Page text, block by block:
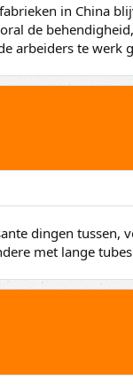
in China
de
arbeiders te werk
dingen tussen,
met lange tubes